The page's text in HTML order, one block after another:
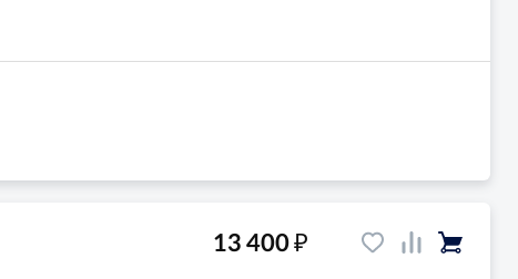
13 400₽